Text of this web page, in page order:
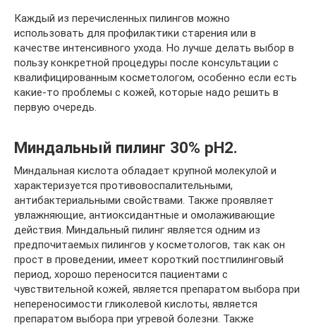
Каждый из перечисленных пилингов можно
использовать для профилактики старения или в
качестве интенсивного ухода. Но лучше делать выбор в
пользу конкретной процедуры после консультации с
квалифицированным косметологом, особенно если есть
какие-то проблемы с кожей, которые надо решить в
первую очередь.
Миндальный пилинг 30% рН2.
Миндальная кислота обладает крупной молекулой и
характеризуется противовоспалительными,
антибактериальными свойствами. Также проявляет
увлажняющие, антиоксидантные и омолаживающие
действия. Миндальный пилинг является одним из
предпочитаемых пилингов у косметологов, так как он
прост в проведении, имеет короткий постпилинговый
период, хорошо переносится пациентами с
чувствительной кожей, является препаратом выбора при
непереносимости гликолевой кислоты, является
препаратом выбора при угревой болезни. Также